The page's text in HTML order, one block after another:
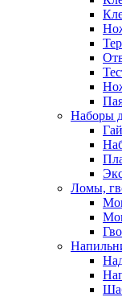
Наборы
Ломы,